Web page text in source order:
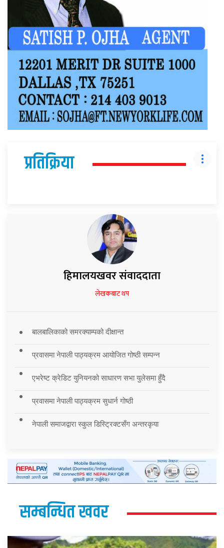
प्रतिक्रिया
हिमालयखवर संवाददाता
लेखकबाट थप
बालबालिकाको समरक्याम्पको दीक्षान्त
प्रवासमा नेपाली पाठ्यक्रम आयोजित गोष्ठी सम्पन्न
एभरेष्ट क्रेडिट युनियनको साधारण सभा युलेसमा हुँदै
प्रवासमा नेपाली पाठ्यक्रम सुधार्न गोष्ठी
नेपाली समाजद्वारा स्कुल डिस्ट्रिक्टसँग अन्तरकृया
सम्बन्धित खवर